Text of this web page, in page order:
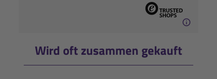
Wird oft zusammen gekauft